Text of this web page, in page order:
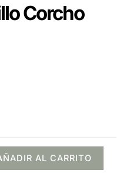
Corcho
AL CARRITO